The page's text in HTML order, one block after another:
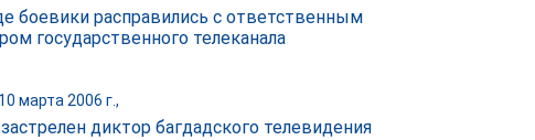
боевики расправились с ответственным
государственного телеканала
10 марта 2006 г.,
диктор багдадского телевидения